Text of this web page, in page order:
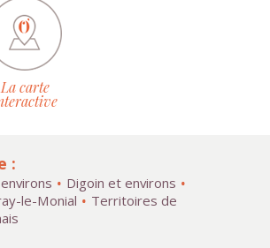
La carte
:
Digoin et environs
le-Monial
Territoires de